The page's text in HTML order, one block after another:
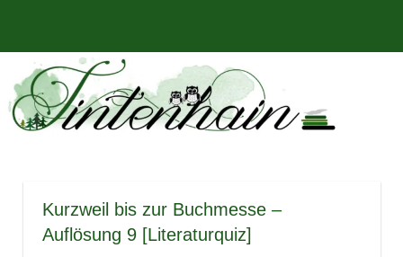
springen
Tintenhain
–
Der
Rezensionen
und
mehr
Kurzweil bis zur Buchmesse –
Auflösung 9 [Literaturquiz]